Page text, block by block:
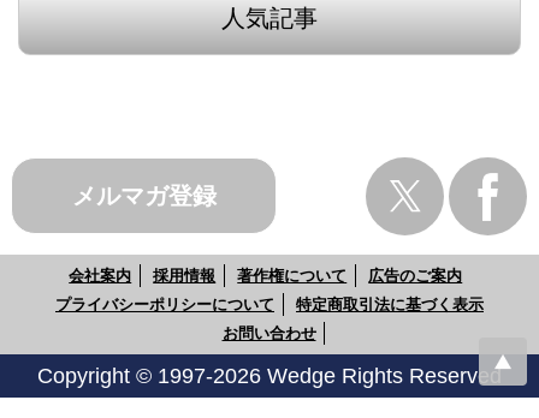
人気記事
メルマガ登録
会社案内 採用情報 著作権について
広告のご案内
プライバシーポリシーについて
特定商取引法に基づく表示
お問い合わせ
Copyright © 1997-2026 Wedge Rights Reserved